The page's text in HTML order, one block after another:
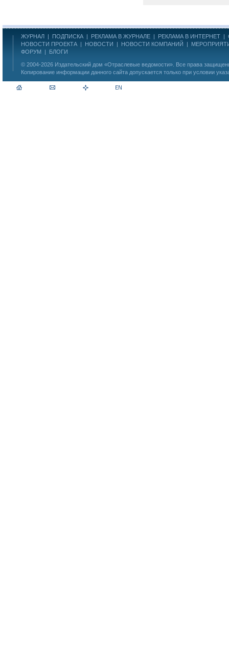
ЖУРНАЛ | ПОДПИСКА | РЕКЛАМА В ЖУРНАЛЕ | РЕКЛАМА В ИНТЕРНЕТ |
НОВОСТИ ПРОЕКТА | НОВОСТИ | НОВОСТИ КОМПАНИЙ |
ФОРУМ | БЛОГИ
© 2004-2026 Издательский дом «Отраслевые ведомости» . Все права
Копирование информации данного сайта допускается только при условии